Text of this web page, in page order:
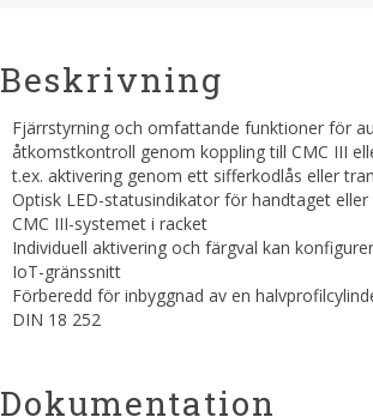
Beskrivning
Fjärrstyrning och omfattande funktioner för
åtkomstkontroll genom koppling till CMC III
t.ex. aktivering genom ett sifferkodlås eller
Optisk LED-statusindikator för handtaget
CMC III-systemet i racket
Individuell aktivering och färgval kan
IoT-gränssnitt
Förberedd för inbyggnad av en
DIN 18 252
Dokumentation